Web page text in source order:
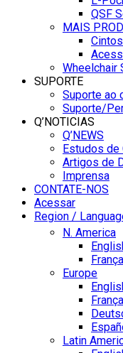
QSF
MAIS
Wheelchair
SUPORTE
Suporte ao
Suporte/
Q’NOTICIAS
Q’NEWS
Estudos de
Artigos de
Imprensa
CONTATE-NOS
Acessar
Region /
N. America
Europe
Latin